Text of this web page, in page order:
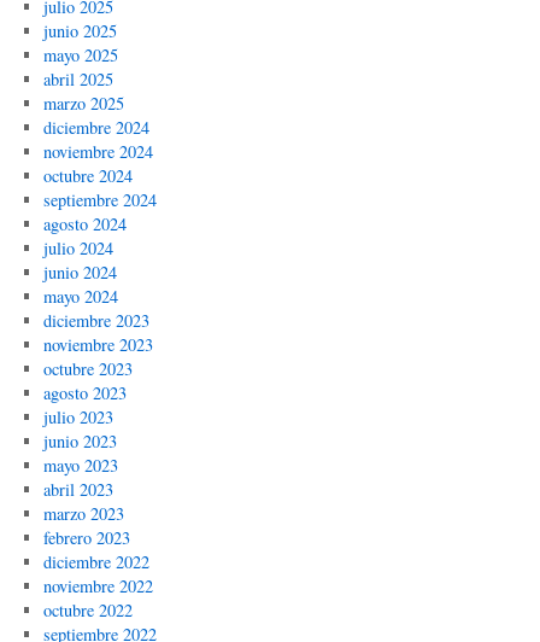
julio 2025
junio 2025
mayo 2025
abril 2025
marzo 2025
diciembre 2024
noviembre 2024
octubre 2024
septiembre 2024
agosto 2024
julio 2024
junio 2024
mayo 2024
diciembre 2023
noviembre 2023
octubre 2023
agosto 2023
julio 2023
junio 2023
mayo 2023
abril 2023
marzo 2023
febrero 2023
diciembre 2022
noviembre 2022
octubre 2022
septiembre 2022